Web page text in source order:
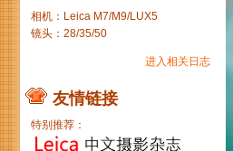
相机：Leica M7/M9/LUX5
镜头：28/35/50
进入相关日志
友情链接
特别推荐：